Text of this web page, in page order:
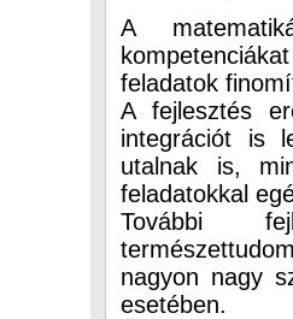
A
feladatok
A fejlesztés
integrációt is
utalnak is,
feladatokkal
További
nagyon nagy
esetében.